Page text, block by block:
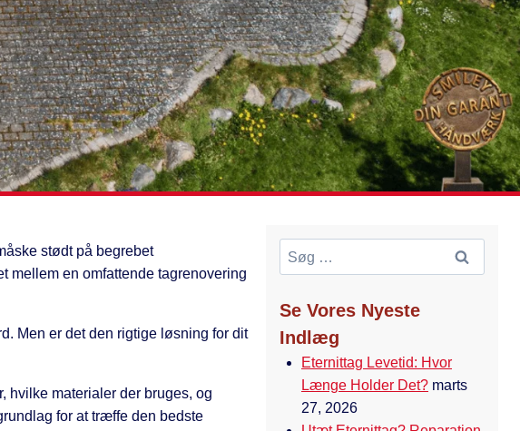
stødt på begrebet
mellem en omfattende tagrenovering
Men er det den rigtige løsning for dit
hvilke materialer der bruges, og
for at træffe den bedste
Søg
efter:
Se Vores Nyeste
Indlæg
Eternittag Levetid: Hvor
Længe Holder Det? marts
27, 2026